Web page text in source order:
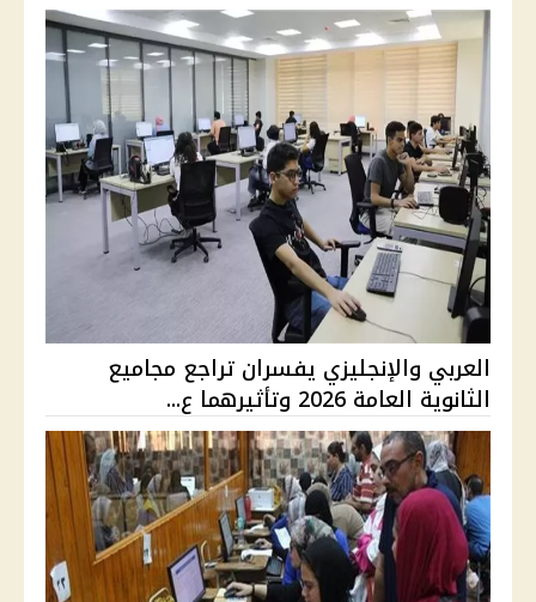
العربي والإنجليزي يفسران تراجع مجاميع
الثانوية العامة 2026 وتأثيرهما ع...